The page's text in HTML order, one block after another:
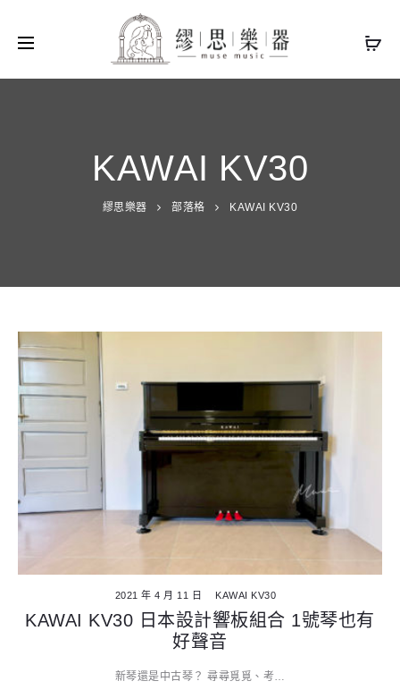
KAWAI KV30
繆思樂器 部落格 KAWAI KV30
2021 年 4 月 11 日 KAWAI KV30
KAWAI KV30 日本設計響板組合 1號琴也有
好聲音
新琴還是中古琴？ 尋尋覓覓、考…